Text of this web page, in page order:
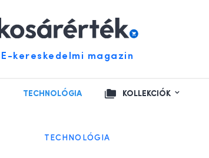
E-kereskedelmi magazin
TECHNOLÓGIA KOLLEKCIÓK
TECHNOLÓGIA